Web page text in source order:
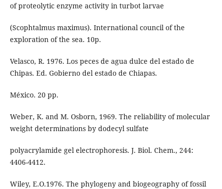
of proteolytic enzyme activity in turbot larvae
(Scophtalmus maximus). International council of the
exploration of the sea. 10p.
Velasco, R. 1976. Los peces de agua dulce del estado de
Chipas. Ed. Gobierno del estado de Chiapas.
México. 20 pp.
Weber, K. and M. Osborn, 1969. The reliability of molecular
weight determinations by dodecyl sulfate
polyacrylamide gel electrophoresis. J. Biol. Chem., 244:
4406-4412.
Wiley, E.O.1976. The phylogeny and biogeography of fossil